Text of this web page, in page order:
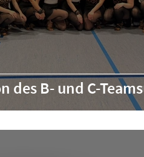
des B- und C-Teams